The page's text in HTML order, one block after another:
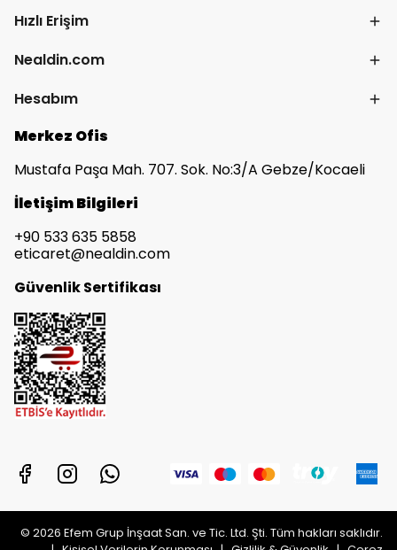
Hızlı Erişim
Nealdin.com
Hesabım
Merkez Ofis
Mustafa Paşa Mah. 707. Sok. No:3/A Gebze/Kocaeli
İletişim Bilgileri
+90 533 635 5858
eticaret@nealdin.com
Güvenlik Sertifikası
© 2026 Efem Grup İnşaat San. ve Tic. Ltd. Şti. Tüm hakları saklıdır.